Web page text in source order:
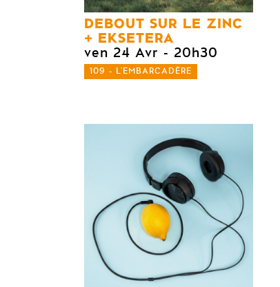
DEBOUT SUR LE ZINC
EKSETERA
ven 24 Avr - 20h30
109 - L'EMBARCADÈRE